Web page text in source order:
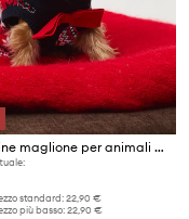
Medicine maglione per animali domestici
standard:22,90 €
più basso:22,90 €